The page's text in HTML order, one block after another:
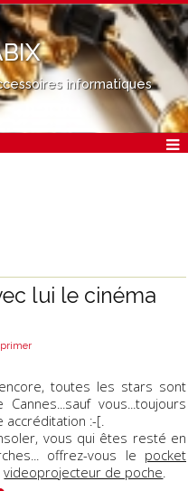
informatiques
lui le cinéma
toutes les stars sont
vous...toujours
accréditation :-[.
vous qui êtes resté en
offrez-vous le pocket
videoprojecteur de poche.